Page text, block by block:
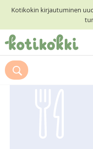
Kotikokin kirjautuminen
ETUSIVU
RESEPTIHAKU
Suosittelemme myös